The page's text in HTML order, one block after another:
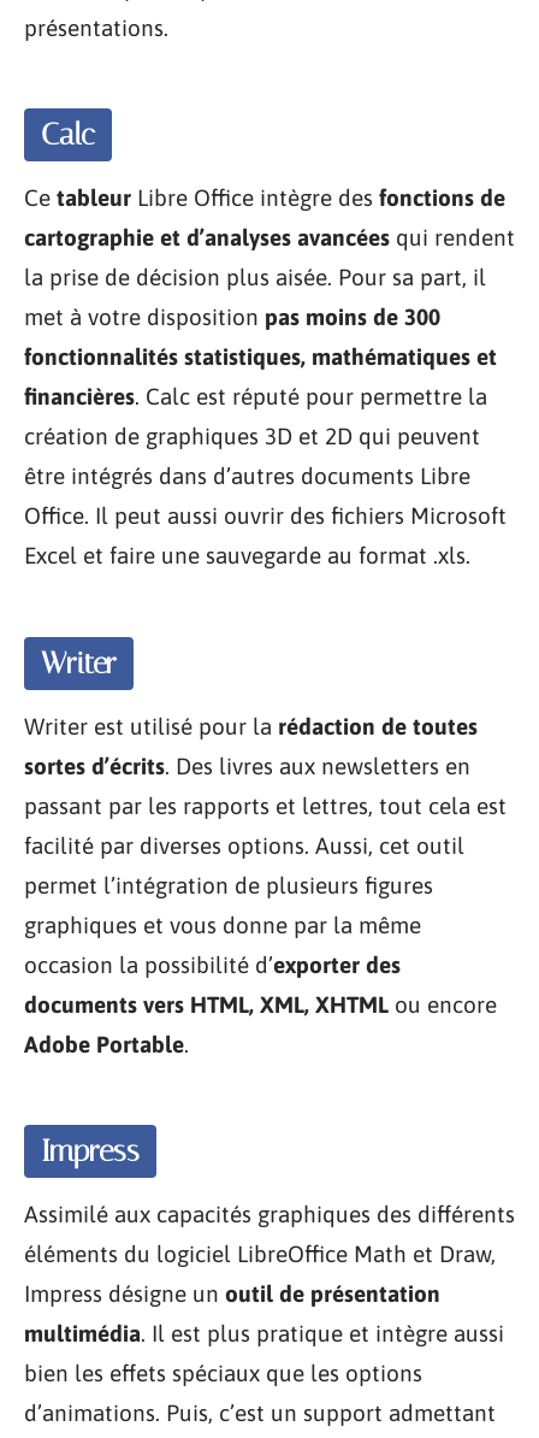
présentations.
Calc
Ce tableur Libre Office intègre des fonctions de
cartographie et d’analyses avancées qui rendent
la prise de décision plus aisée. Pour sa part, il
met à votre disposition pas moins de 300
fonctionnalités statistiques, mathématiques et
financières. Calc est réputé pour permettre la
création de graphiques 3D et 2D qui peuvent
être intégrés dans d’autres documents Libre
Office. Il peut aussi ouvrir des fichiers Microsoft
Excel et faire une sauvegarde au format .xls.
Writer
Writer est utilisé pour la rédaction de toutes
sortes d’écrits. Des livres aux newsletters en
passant par les rapports et lettres, tout cela est
facilité par diverses options. Aussi, cet outil
permet l’intégration de plusieurs figures
graphiques et vous donne par la même
occasion la possibilité d’exporter des
documents vers HTML, XML, XHTML ou encore
Adobe Portable.
Impress
Assimilé aux capacités graphiques des différents
éléments du logiciel LibreOffice Math et Draw,
Impress désigne un outil de présentation
multimédia. Il est plus pratique et intègre aussi
bien les effets spéciaux que les options
d’animations. Puis, c’est un support admettant